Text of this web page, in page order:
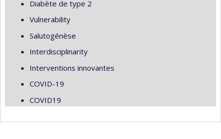
Diabète de type 2
Vulnerability
Salutogénèse
Interdisciplinarity
Interventions innovantes
COVID-19
COVID19